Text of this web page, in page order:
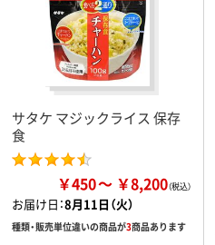
サタケ マジックライス 保存
食
￥450 ￥8,200
お届け日：8月11日（火）
種類・販売単位違いの商品が3商品あります